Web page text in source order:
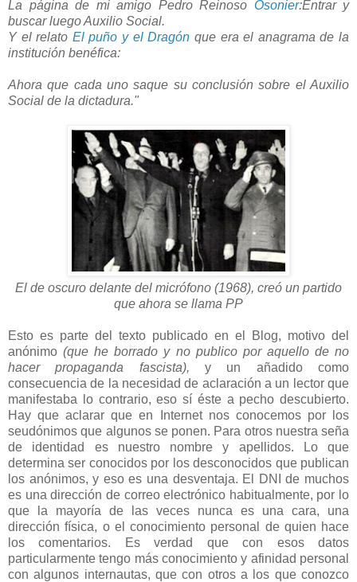
La página de mi amigo Pedro Reinoso Osonier:Entrar y
buscar luego Auxilio Social.
Y el relato El puño y el Dragón que era el anagrama de la
institución benéfica:
Ahora que cada uno saque su conclusión sobre el Auxilio
Social de la dictadura."
El de oscuro delante del micrófono (1968), creó un partido
que ahora se llama PP
Esto es parte del texto publicado en el Blog, motivo del
anónimo(que he borrado y no publico por aquello de no
hacer propaganda fascista), y un añadido como
consecuencia de la necesidad de aclaración a un lector que
manifestaba lo contrario, eso sí éste a pecho descubierto.
Hay que aclarar que en Internet nos conocemos por los
seudónimos que algunos se ponen. Para otros nuestra seña
de identidad es nuestro nombre y apellidos. Lo que
determina ser conocidos por los desconocidos que publican
los anónimos, y eso es una desventaja. El DNI de muchos
es una dirección de correo electrónico habitualmente, por lo
que la mayoría de las veces nunca es una cara, una
dirección física, o el conocimiento personal de quien hace
los comentarios. Es verdad que con esos datos
particularmente tengo más conocimiento y afinidad personal
con algunos internautas, que con otros a los que conozco